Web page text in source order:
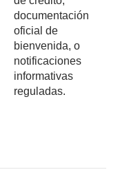
documentación
oficial de
bienvenida, o
notificaciones
informativas
reguladas.